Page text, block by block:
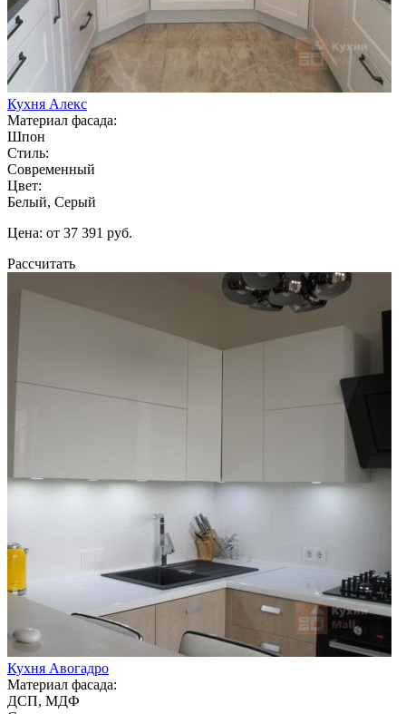
Кухня Алекс
Материал фасада:
Шпон
Стиль:
Современный
Цвет:
Белый, Серый
Цена: от 37 391 руб.
Рассчитать
Кухня Авогадро
Материал фасада:
ДСП, МДФ